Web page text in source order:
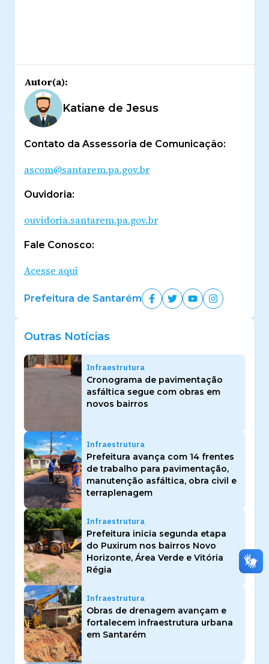
Autor(a):
Katiane de Jesus
Contato da Assessoria de Comunicação:
ascom@santarem.pa.gov.br
Ouvidoria:
ouvidoria.santarem.pa.gov.br
Fale Conosco:
Acesse aqui
Prefeitura de Santarém
Outras Notícias
Infraestrutura
Cronograma de pavimentação
asfáltica segue com obras em
novos bairros
Infraestrutura
Prefeitura avança com 14 frentes
de trabalho para pavimentação,
manutenção asfáltica, obra civil e
terraplenagem
Infraestrutura
Prefeitura inicia segunda etapa
do Puxirum nos bairros Novo
Horizonte, Área Verde e Vitória
Régia
Infraestrutura
Obras de drenagem avançam e
fortalecem infraestrutura urbana
em Santarém